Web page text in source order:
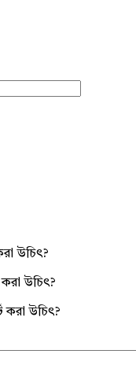
উচিৎ?
উচিৎ?
করা উচিৎ?